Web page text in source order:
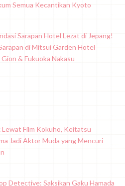
Semua Kecantikan Kyoto
Sarapan Hotel Lezat di Jepang!
di Mitsui Garden Hotel
& Fukuoka Nakasu
Lewat Film Kokuho, Keitatsu
Jadi Aktor Muda yang Mencuri
Detective: Saksikan Gaku Hamada